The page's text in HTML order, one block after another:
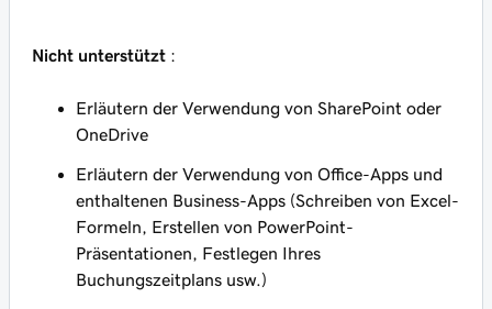
Nicht unterstützt :
Erläutern der Verwendung von SharePoint oder
OneDrive
Erläutern der Verwendung von Office-Apps und
enthaltenen Business-Apps (Schreiben von Excel-
Formeln, Erstellen von PowerPoint-
Präsentationen, Festlegen Ihres
Buchungszeitplans usw.)